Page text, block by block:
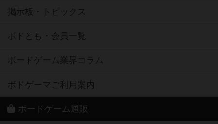
掲示板・トピックス
ボドとも・会員一覧
ボードゲーム業界コラム
ボドゲーマご利用案内
ボードゲーム通販